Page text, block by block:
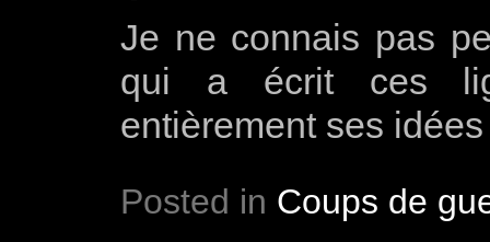
Je ne connais pas
qui a écrit ces
entièrement ses
Posted in Coups de